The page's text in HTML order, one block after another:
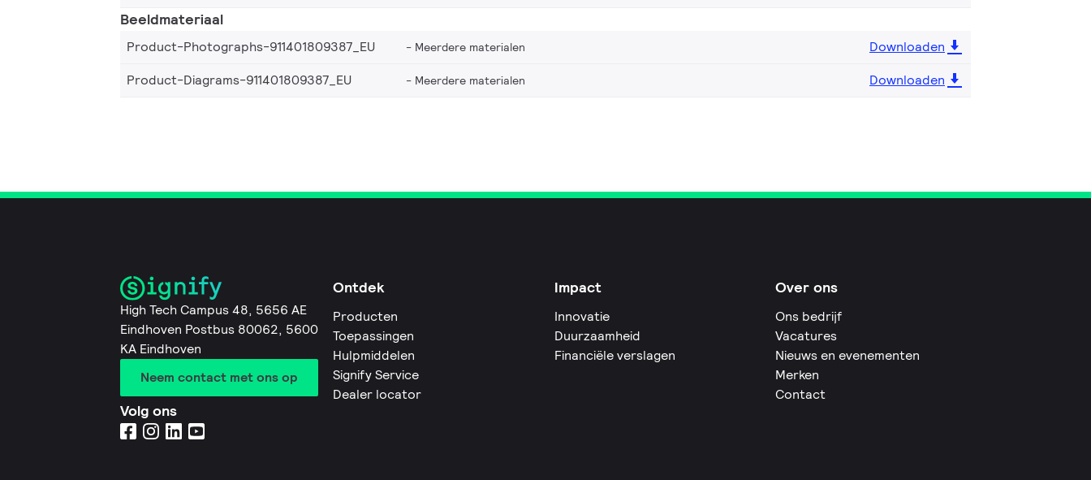
Beeldmateriaal
Product-Photographs-911401809387_EU Meerdere materialen
Downloaden
Product-Diagrams-911401809387_EU
Meerdere materialen Downloaden
High Tech Campus 48, 5656 AE
Eindhoven Postbus 80062, 5600
KA Eindhoven
Neem contact met ons op
Volg ons
Ontdek
Producten
Toepassingen
Hulpmiddelen
Signify Service
Dealer locator
Impact
Innovatie
Duurzaamheid
Financiële verslagen
Over ons
Ons bedrijf
Vacatures
Nieuws en evenementen
Merken
Contact